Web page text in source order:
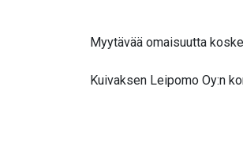
Myytävää omaisuutta
Kuivaksen Leipomo Oy:n